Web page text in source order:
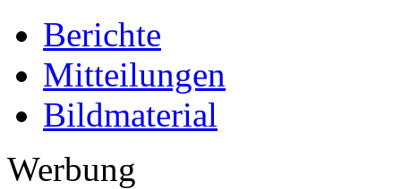
Berichte
Mitteilungen
Bildmaterial
Werbung